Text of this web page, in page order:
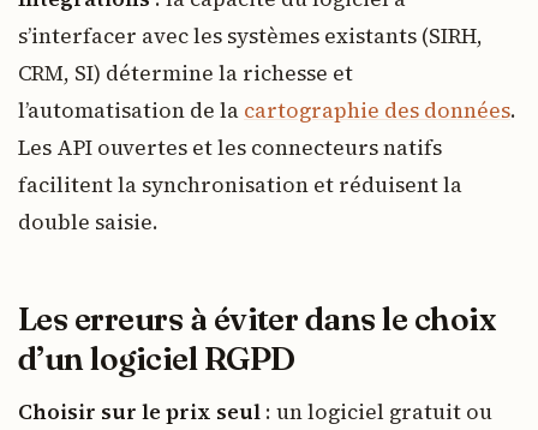
s’interfacer avec les systèmes existants (SIRH,
CRM, SI) détermine la richesse et
l’automatisation de la cartographie des données.
Les API ouvertes et les connecteurs natifs
facilitent la synchronisation et réduisent la
double saisie.
Les erreurs à éviter dans le choix
d’un logiciel RGPD
Choisir sur le prix seul : un logiciel gratuit ou